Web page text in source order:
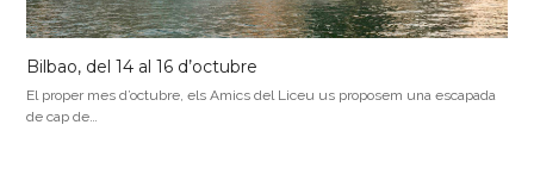
Bilbao, del 14 al 16 d’octubre
El proper mes d’octubre, els Amics del Liceu us proposem una escapada
de cap de…